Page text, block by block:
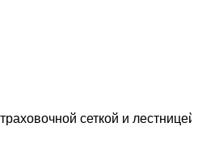
сеткой и